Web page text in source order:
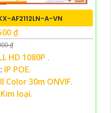
AF2112LN-A-VN
₫
₫
HD 1080P .
IP POE.
Color 30m ONVIF.
loại.